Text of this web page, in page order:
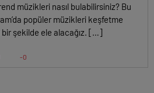
müzikleri nasıl bulabilirsiniz? Bu
popüler müzikleri keşfetme
bir şekilde ele alacağız. […]
-0